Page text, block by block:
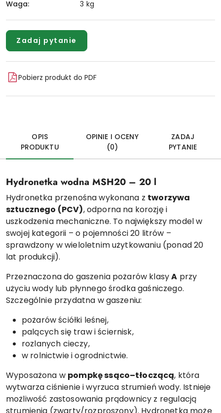
Waga: 3 kg
Zadaj pytanie
Pobierz produkt do PDF
OPIS
PRODUKTU
OPINIE I OCENY
(0)
ZADAJ
PYTANIE
Hydronetka wodna MSH20 – 20 l
Hydronetka przenośna wykonana z tworzywa
sztucznego (PCV), odporna na korozję i
uszkodzenia mechaniczne. To największy model w
swojej kategorii – o pojemności 20 litrów –
sprawdzony w wieloletnim użytkowaniu (ponad 20
lat produkcji).
Przeznaczona do gaszenia pożarów klasyA przy
użyciu wody lub płynnego środka gaśniczego.
Szczególnie przydatna w gaszeniu:
pożarów ściółki leśnej,
palących się traw i ściernisk,
rozlanych cieczy,
w rolnictwie i ogrodnictwie.
Wyposażona w pompkę ssąco–tłoczącą, która
wytwarza ciśnienie i wyrzuca strumień wody. Istnieje
możliwość zastosowania prądownicy z regulacją